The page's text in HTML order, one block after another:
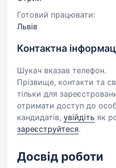
Готовий працювати:
Львів
Контактна
Шукач вказав телефон.
Прізвище, контакти та
тільки для
отримати доступ до
кандидатів, увійдіть як
зареєструйтеся.
Досвід роботи